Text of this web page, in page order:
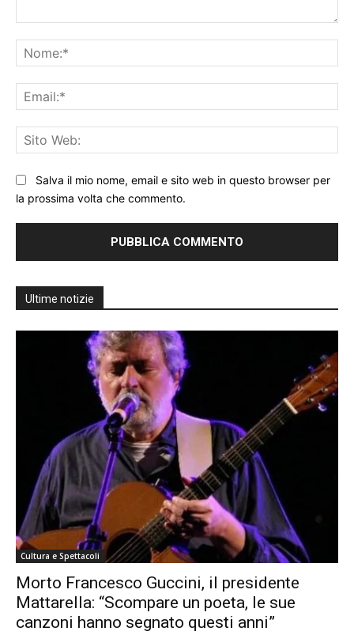
Salva il mio nome, email e sito web in questo browser per
la prossima volta che commento.
Ultime notizie
Cultura e Spettacoli
Morto Francesco Guccini, il presidente
Mattarella: “Scompare un poeta, le sue
canzoni hanno segnato questi anni”